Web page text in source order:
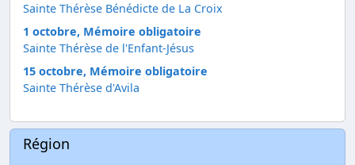
Sainte Thérèse Bénédicte de La Croix
1 octobre, Mémoire obligatoire
Sainte Thérèse de l'Enfant-Jésus
15 octobre, Mémoire obligatoire
Sainte Thérèse d'Avila
Région